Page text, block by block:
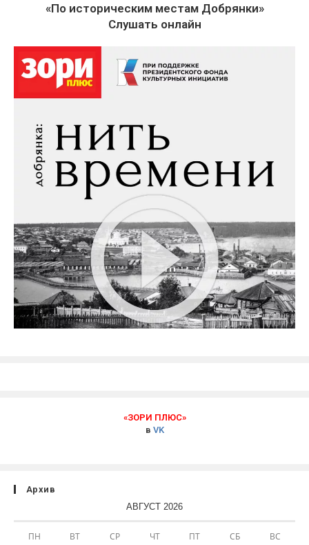
«По историческим местам Добрянки»
Слушать онлайн
«ЗОРИ ПЛЮС»
в VK
Архив
АВГУСТ 2026
ПН ВТ СР ЧТ ПТ СБ ВС